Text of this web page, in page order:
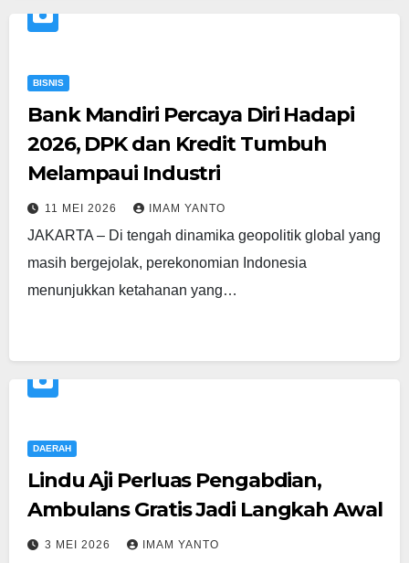
BISNIS
Bank Mandiri Percaya Diri Hadapi
2026, DPK dan Kredit Tumbuh
Melampaui Industri
11 MEI 2026 IMAM YANTO
JAKARTA – Di tengah dinamika geopolitik global yang
masih bergejolak, perekonomian Indonesia
menunjukkan ketahanan yang…
DAERAH
Lindu Aji Perluas Pengabdian,
Ambulans Gratis Jadi Langkah Awal
3 MEI 2026 IMAM YANTO